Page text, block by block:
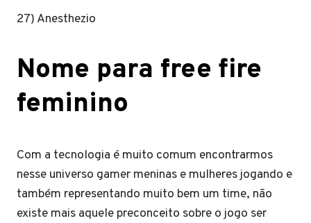
27) Anesthezio
Nome para free fire
feminino
Com a tecnologia é muito comum encontrarmos
nesse universo gamer meninas e mulheres jogando e
também representando muito bem um time, não
existe mais aquele preconceito sobre o jogo ser